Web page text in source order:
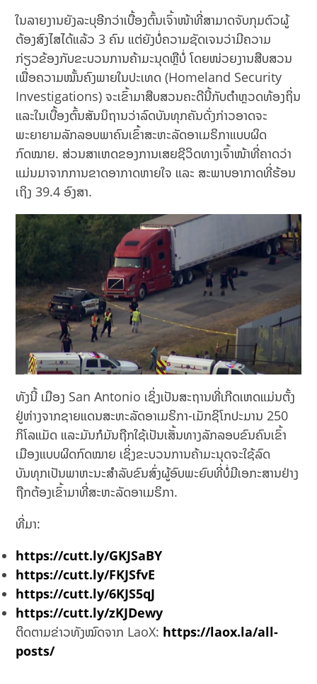
ໃນລາຍງານຍັງລະບຸອີກວ່າເບື້ອງຕົ້ນເຈົ້າໜ້າທີ່ສາມາດຈັບກຸມຕົວຜູ້
ຕ້ອງສົງໄສໄດ້ແລ້ວ 3 ຄົນ ແຕ່ຍັງບໍ່ຄວາມຊັດເຈນວ່າມີຄວາມ
ກ່ຽວຂ້ອງກັບຂະບວນການຄ້າມະນຸດຫຼືບໍ່ ໂດຍໜ່ວຍງານສືບສວນ
ເພື່ອຄວາມໝັ້ນຄົງພາຍໃນປະເທດ (Homeland Security
Investigations) ຈະເຂົ້າມາສືບສວນຄະດີນີ້ກັບຕໍາຫຼວດທ້ອງຖິ່ນ
ແລະໃນເບື້ອງຕົ້ນສັນນິຖານວ່າລົດບັນທຸກຄັນດັ່ງກ່າວອາດຈະ
ພະຍາຍາມລັກລອບພາຄົນເຂົ້າສະຫະລັດອາເມຣິກາແບບຜິດ
ກົດໝາຍ. ສ່ວນສາເຫດຂອງການເສຍຊີວິດທາງເຈົ້າໜ້າທີ່ຄາດວ່າ
ແມ່ນມາຈາກການຂາດອາກາດຫາຍໃຈ ແລະ ສະພາບອາກາດທີ່ຮ້ອນ
ເຖິງ 39.4 ອົງສາ.
ທັງນີ້ ເມືອງ San Antonio ເຊິ່ງເປັນສະຖານທີ່ເກີດເຫດແມ່ນຕັ້ງ
ຢູ່ຫ່າງຈາກຊາຍແດນສະຫະລັດອາເມຣິກາ-ເມັກຊິໂກປະມານ 250
ກິໂລແມັດ ແລະມັນກໍມັນຖືກໃຊ້ເປັນເສັ້ນທາງລັກລອບຂົນຄົນເຂົ້າ
ເມືອງແບບຜິດກົດໝາຍ ເຊິ່ງຂະບວນການຄ້າມະນຸດຈະໃຊ້ລົດ
ບັນທຸກເປັນພາຫະນະສໍາລັບຂົນສົ່ງຜູ້ອົບພະຍົບທີ່ບໍ່ມີເອກະສານຢ່າງ
ຖືກຕ້ອງເຂົ້າມາທີ່ສະຫະລັດອາເມຣິກາ.
ທີ່ມາ:
https://cutt.ly/GKJSaBY
https://cutt.ly/FKJSfvE
https://cutt.ly/6KJS5qJ
https://cutt.ly/zKJDewy
ຕິດຕາມຂ່າວທັງໝົດຈາກ LaoX: https://laox.la/all-
posts/